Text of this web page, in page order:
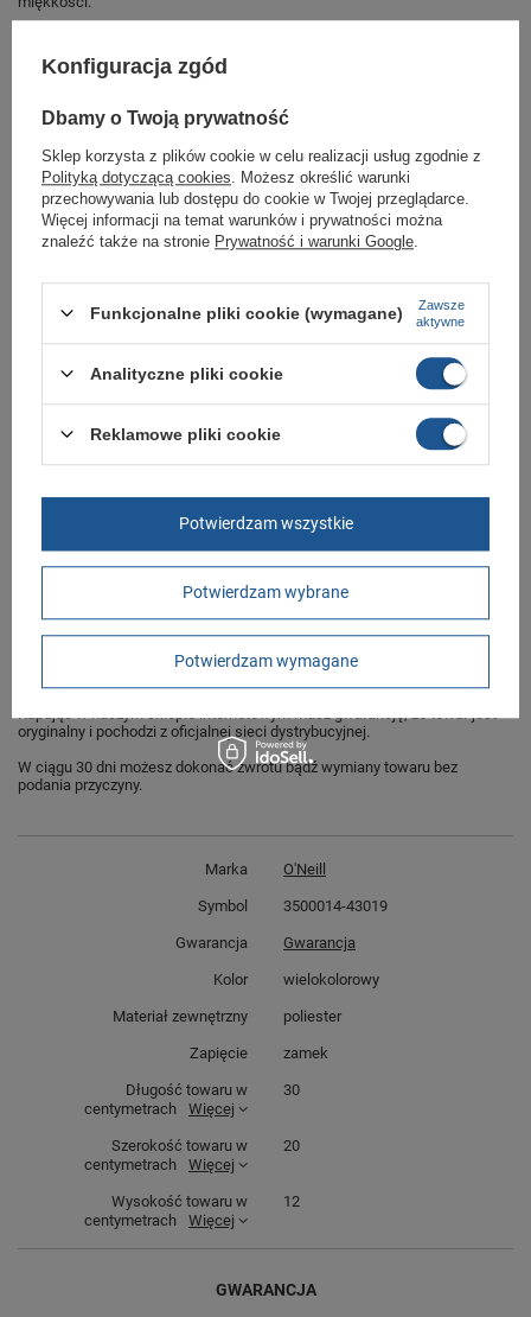
stosowane na tkaninach, aby uczynić je odpornymi na przenikanie wody,
zachowując jednocześnie oddychalność. Jest powszechnie stosowana w
Kurtka odporna jest na wodę dzięki uszczelnionym szwom.
Elementy odblaskowe zapewniają bezpieczeństwo na stoku.
Krój Regular Fit.
- materiał wierzchni 100% poliester z powłoką 10k z wodoodpornością
10000mm i oddychalnością 10000g/m2/24h
- podszewka 100% poliester, wypełnienie 100% poliester.
- kaptur z wysokim kołnierzem,
- dwie kieszenie po bokach na zamek,
- mankiety regulowane rzepem,
- kieszeń skipass w rękawie.
Odzież zimowa, sportowa sklep
Butomania.pl
Kurtka w standardowych rozmiarach 128, 140, 152, 164, 176.
Sklep Butomania.pl to największy wybór obuwia sportowego i odzieży dla
Kupując w naszym sklepie internetowym masz gwarancję, że towar jest
oryginalny i pochodzi z oficjalnej sieci dystrybucyjnej.
W ciągu 30 dni możesz dokonać zwrotu bądź wymiany towaru bez
podania przyczyny.
Marka O'Neill
Symbol 3500014-43019
Gwarancja Gwarancja
Kolor wielokolorowy
Materiał zewnętrzny poliester
Zapięcie zamek
Długość towaru w
centymetrach
Więcej
30
Szerokość towaru w
centymetrach
Więcej
20
Wysokość towaru w
centymetrach
Więcej
12
GWARANCJA
Konfiguracja zgód
Dbamy o Twoją prywatność
Sklep korzysta z plików cookie w celu realizacji usług zgodnie z
Polityką dotyczącą cookies . Możesz określić warunki
przechowywania lub dostępu do cookie w Twojej przeglądarce.
Więcej informacji na temat warunków i prywatności można
znaleźć także na stronie Prywatność i warunki Google
Funkcjonalne pliki cookie (wymagane)
Zawsze
aktywne
Analityczne pliki cookie
Reklamowe pliki cookie
Potwierdzam wybrane
Potwierdzam wymagane
Potwierdzam wszystkie